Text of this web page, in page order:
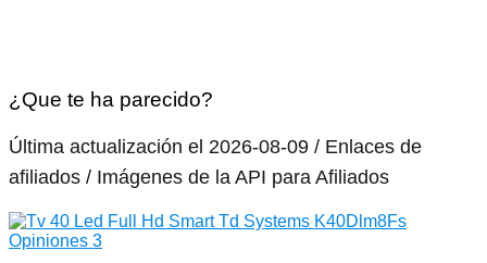
¿Que te ha parecido?
Última actualización el 2026-08-09 / Enlaces de
afiliados / Imágenes de la API para Afiliados